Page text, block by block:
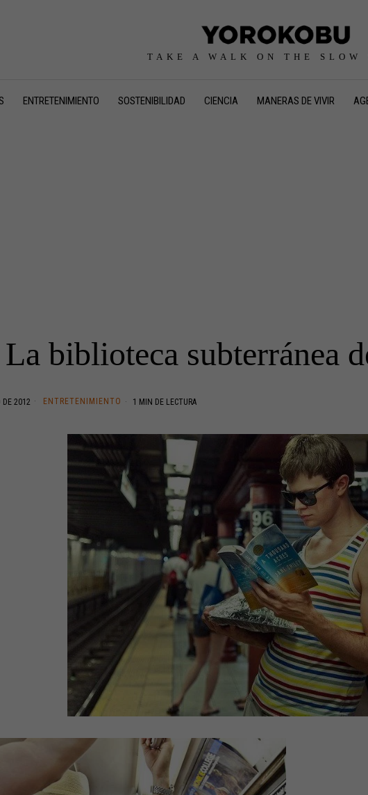
TAKE A WALK ON THE SLOW
ENTRETENIMIENTO SOSTENIBILIDAD CIENCIA MANERAS DE VIVIR
La biblioteca subterránea
DE 2012 ENTRETENIMIENTO 1 MIN DE LECTURA